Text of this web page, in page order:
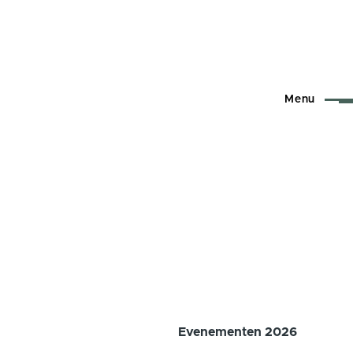
Menu
Evenementen 2026